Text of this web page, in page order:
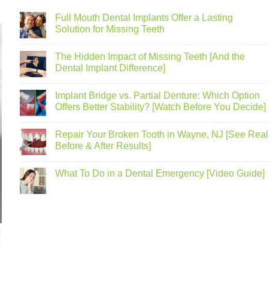
Full Mouth Dental Implants Offer a Lasting
Solution for Missing Teeth
The Hidden Impact of Missing Teeth [And the
Dental Implant Difference]
Implant Bridge vs. Partial Denture: Which Option
Offers Better Stability? [Watch Before You Decide]
Repair Your Broken Tooth in Wayne, NJ [See Real
Before & After Results]
What To Do in a Dental Emergency [Video Guide]